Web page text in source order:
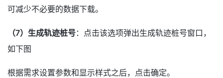
可减少不必要的数据下载。
（7）生成轨迹桩号：点击该选项弹出生成轨迹桩号窗口，
如下图
根据需求设置参数和显示样式之后，点击确定。